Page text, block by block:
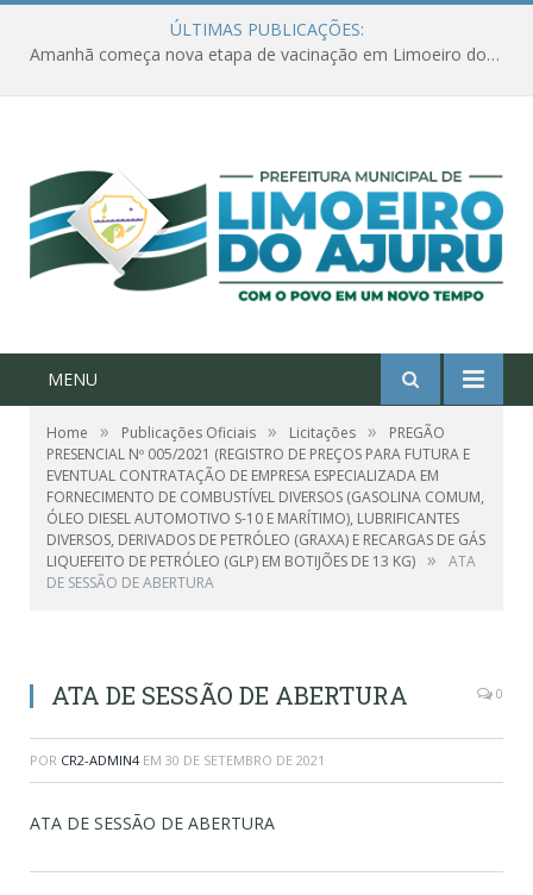
ÚLTIMAS PUBLICAÇÕES:
Amanhã começa nova etapa de vacinação em Limoeiro do Ajuru para idosos com 65 ou mais
MENU
Home » Publicações Oficiais » Licitações »
PREGÃO
PRESENCIAL Nº 005/2021 (REGISTRO DE PREÇOS PARA FUTURA E
EVENTUAL CONTRATAÇÃO DE EMPRESA ESPECIALIZADA EM
FORNECIMENTO DE COMBUSTÍVEL DIVERSOS (GASOLINA COMUM,
ÓLEO DIESEL AUTOMOTIVO S-10 E MARÍTIMO), LUBRIFICANTES
DIVERSOS, DERIVADOS DE PETRÓLEO (GRAXA) E RECARGAS DE GÁS
LIQUEFEITO DE PETRÓLEO (GLP) EM BOTIJÕES DE 13 KG) »
ATA
DE SESSÃO DE ABERTURA
ATA DE SESSÃO DE ABERTURA 0
POR CR2-ADMIN4 EM 30 DE SETEMBRO DE 2021
ATA DE SESSÃO DE ABERTURA